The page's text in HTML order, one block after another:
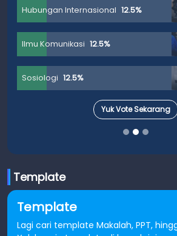
Hubungan Internasional 12.5%
Ilmu Komunikasi 12.5%
Sosiologi 12.5%
Yuk Vote Sekarang
Template
Template
Lagi cari template Makalah, PPT,